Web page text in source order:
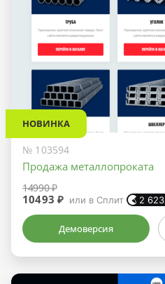
НОВИНКА
№ 103594
Продажа металлопроката
14990 ₽
10493 ₽ или в Сплит 2 623
Демоверсия